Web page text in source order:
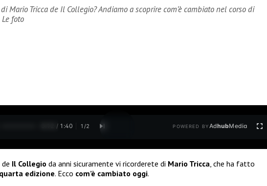
Mario Tricca de Il Collegio? Andiamo a scoprire com’è cambiato nel corso di
foto
0:13 / 1:40 1 /2 POWERED BYAdhubMedia
Il Collegio da anni sicuramente vi ricorderete di Mario Tricca , che ha fatto
quarta edizione. Ecco com’è cambiato oggi.